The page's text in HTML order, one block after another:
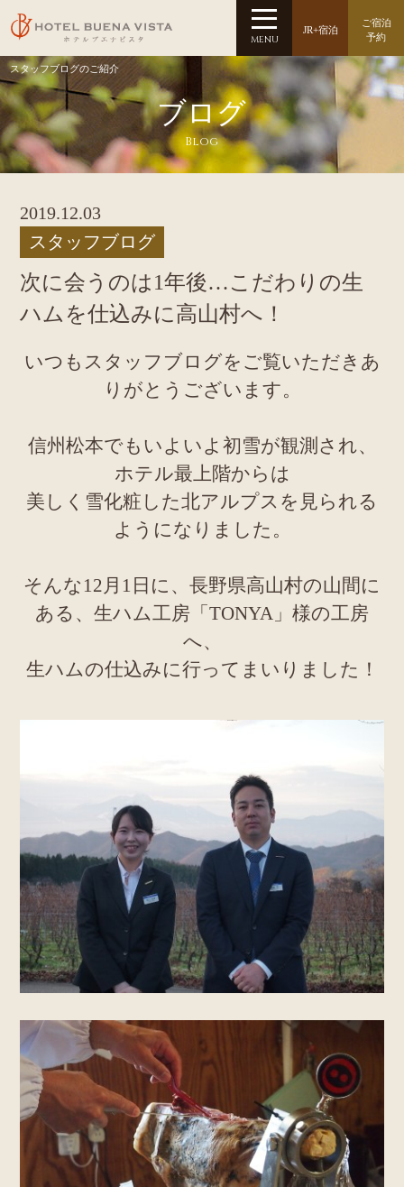
スタッフブログのご紹介
ブログ
Blog
2019.12.03
スタッフブログ
次に会うのは1年後…こだわりの生
ハムを仕込みに高山村へ！
いつもスタッフブログをご覧いただきあ
りがとうございます。
信州松本でもいよいよ初雪が観測され、
ホテル最上階からは
美しく雪化粧した北アルプスを見られる
ようになりました。
そんな12月1日に、長野県高山村の山間に
ある、生ハム工房「TONYA」様の工房
へ、
生ハムの仕込みに行ってまいりました！
MENU
JR+宿泊
ご宿泊
予約